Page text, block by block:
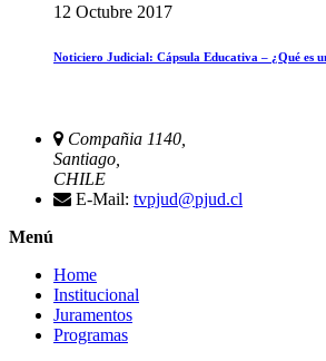
12 Octubre 2017
Noticiero Judicial: Cápsula Educativa – ¿Qué es
Compañia 1140,
Santiago,
CHILE
E-Mail: tvpjud@pjud.cl
Menú
Home
Institucional
Juramentos
Programas